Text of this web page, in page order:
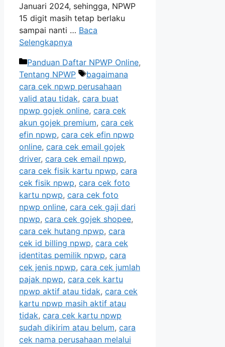
Januari 2024, sehingga, NPWP
15 digit masih tetap berlaku
sampai nanti … Baca
Selengkapnya
Kategori
Panduan Daftar NPWP Online,
Tentang NPWP
Tag
bagaimana
cara cek npwp perusahaan
valid atau tidak, cara buat
npwp gojek online, cara cek
akun gojek premium, cara cek
efin npwp, cara cek efin npwp
online, cara cek email gojek
driver, cara cek email npwp,
cara cek fisik kartu npwp, cara
cek fisik npwp, cara cek foto
kartu npwp, cara cek foto
npwp online, cara cek gaji dari
npwp, cara cek gojek shopee,
cara cek hutang npwp, cara
cek id billing npwp, cara cek
identitas pemilik npwp, cara
cek jenis npwp, cara cek jumlah
pajak npwp, cara cek kartu
npwp aktif atau tidak, cara cek
kartu npwp masih aktif atau
tidak, cara cek kartu npwp
sudah dikirim atau belum, cara
cek nama perusahaan melalui